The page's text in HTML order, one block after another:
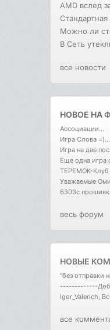
AMD вслед
Стандартная
Можно ли
В Cеть
все новости
НОВОЕ НА
Ассоциации...
Игра Слова =)...
Игра на две
Еще одна игра
ТЕРЕМОК-Клуб
Уважаемые
6303с
весь форум
НОВЫЕ
"без отправки
-------------
Igor_Valerich,
все